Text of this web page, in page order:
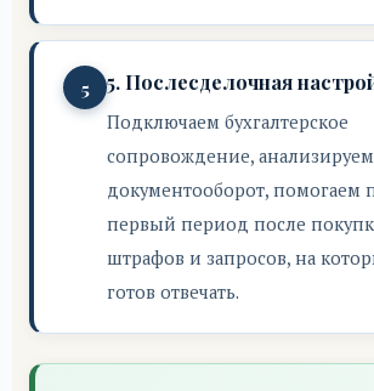
5. Послеcделочная
Подключаем бухгалтерское
сопровождение, анализируем
документооборот, помогаем
первый период после
штрафов и запросов, на
готов отвечать.